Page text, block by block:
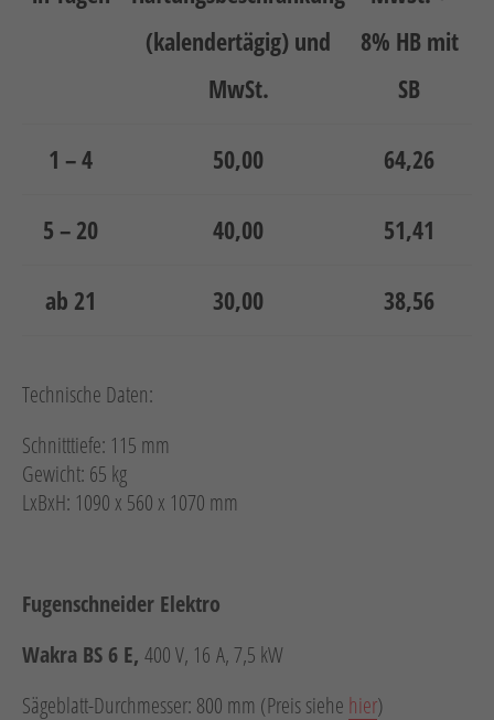
FacebookInstagram
(kalendertägig) und
MwSt.
8% HB mit
SB
1 – 4 50,00 64,26
5 – 20 40,00 51,41
ab 21 30,00 38,56
Technische Daten:
Schnitttiefe: 115 mm
Gewicht: 65 kg
LxBxH: 1090 x 560 x 1070 mm
Fugenschneider Elektro
Wakra BS 6 E, 400 V, 16 A, 7,5 kW
Sägeblatt-Durchmesser: 800 mm (Preis siehe hier)